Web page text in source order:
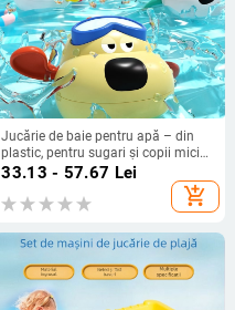
Jucărie de baie pentru apă – din
plastic, pentru sugari și copii mici
(0–2 ani) – pentru piscină și baie –
33.13 - 57.67 Lei
add_shopping_cart